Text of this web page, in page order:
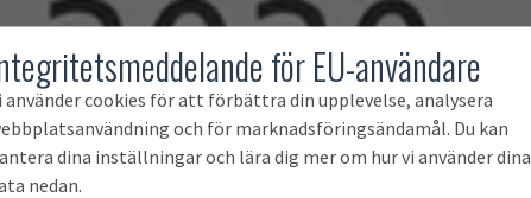
för EU-användare
använder cookies för att förbättra din upplevelse, analysera
och för marknadsföringsändamål. Du kan
dina inställningar och lära dig mer om hur vi använder dina
nedan.